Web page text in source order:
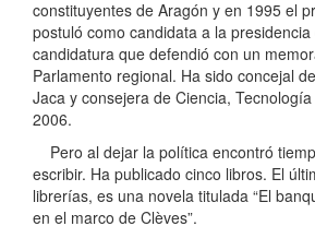
constituyentes de Aragón y en 1995 el
postuló como candidata a la
candidatura que defendió con un
Parlamento regional. Ha sido concejal
Jaca y consejera de Ciencia,
2006.
Pero al dejar la política encontró
escribir. Ha publicado cinco libros. El
librerías, es una novela titulada “El
en el marco de Clèves”.